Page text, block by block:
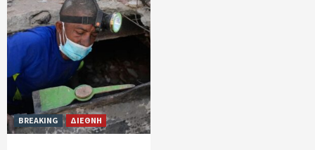
BREAKING ΔΙΕΘΝΗ